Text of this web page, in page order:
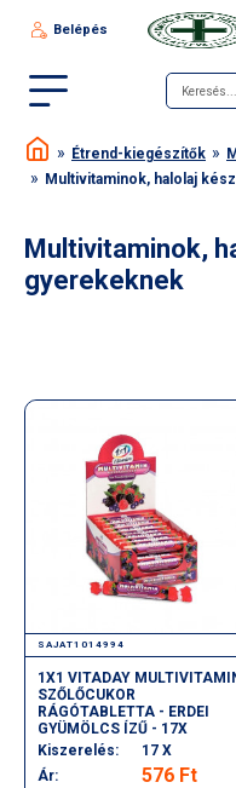
Belépés
Étrend-kiegészítők
Multivitaminok, halolaj
Multivitaminok,
gyerekeknek
SAJAT1014994
1X1 VITADAY
SZŐLŐCUKOR
RÁGÓTABLETTA - ERDEI
GYÜMÖLCS ÍZŰ - 17X
Kiszerelés:
17 X
Ár:
576 Ft